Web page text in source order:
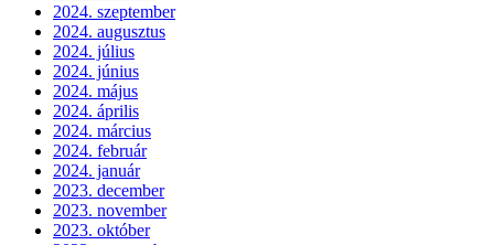
2024. szeptember
2024. augusztus
2024. július
2024. június
2024. május
2024. április
2024. március
2024. február
2024. január
2023. december
2023. november
2023. október